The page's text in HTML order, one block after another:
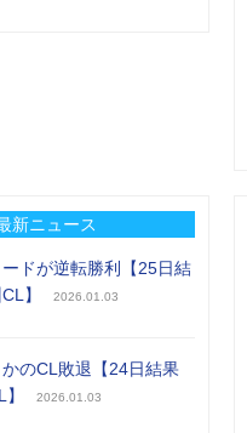
新ニュース
ドが逆転勝利【25日結
】
2026.01.03
のCL敗退【24日結果
2026.01.03